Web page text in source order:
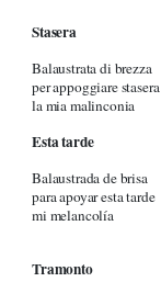
Stasera
Balaustrata di brezza
per appoggiare stasera
la mia malinconia
Esta tarde
Balaustrada de brisa
para apoyar esta tarde
mi melancolía
Tramonto